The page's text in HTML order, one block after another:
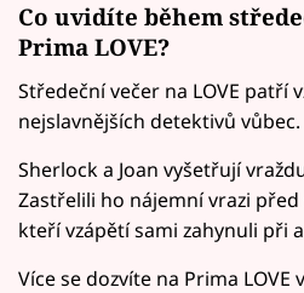
Co uvidíte během
Prima LOVE?
Středeční večer na LOVE patří
nejslavnějších detektivů
Sherlock a Joan vyšetřují
Zastřelili ho nájemní vrazi
kteří vzápětí sami zahynuli při
Více se dozvíte na Prima